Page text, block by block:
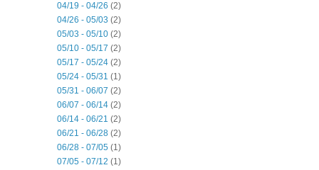
04/19 - 04/26 (2)
04/26 - 05/03 (2)
05/03 - 05/10 (2)
05/10 - 05/17 (2)
05/17 - 05/24 (2)
05/24 - 05/31 (1)
05/31 - 06/07 (2)
06/07 - 06/14 (2)
06/14 - 06/21 (2)
06/21 - 06/28 (2)
06/28 - 07/05 (1)
07/05 - 07/12 (1)